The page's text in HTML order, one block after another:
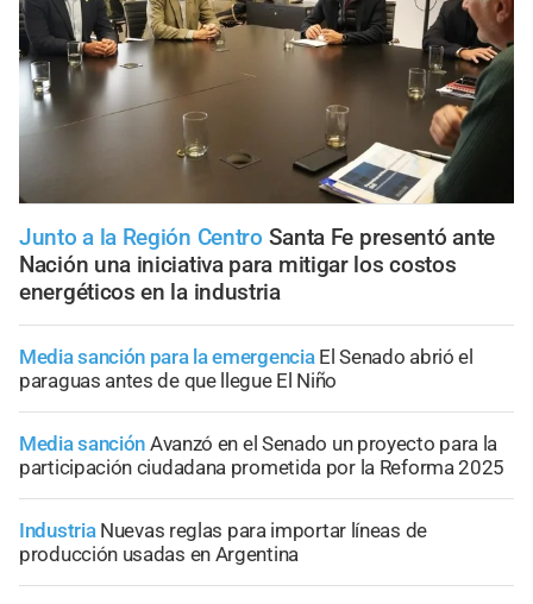
Junto a la Región Centro Santa Fe presentó ante
Nación una iniciativa para mitigar los costos
energéticos en la industria
Media sanción para la emergencia El Senado abrió el
paraguas antes de que llegue El Niño
Media sanción Avanzó en el Senado un proyecto para la
participación ciudadana prometida por la Reforma 2025
Industria Nuevas reglas para importar líneas de
producción usadas en Argentina